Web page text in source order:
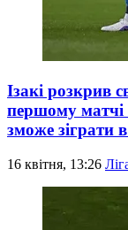
Ізакі розкрив
першому матчі
зможе зіграти
16 квітня, 13:26